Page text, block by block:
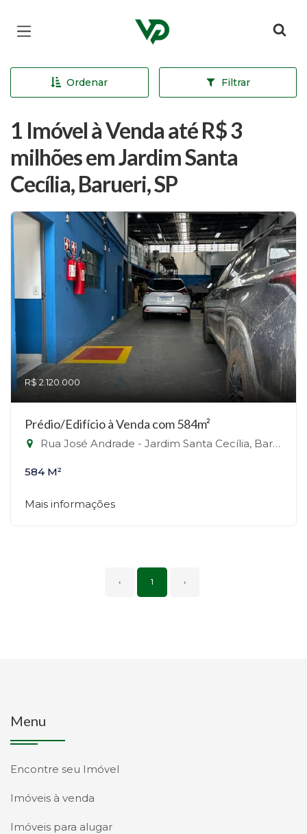
Página inicial
Ordenar Filtrar
1 Imóvel à Venda até R$ 3
milhões em Jardim Santa
Cecília, Barueri, SP
R$ 2.120.000
Prédio/Edifício à Venda com 584m²
Rua José Andrade - Jardim Santa Cecília, Barueri-SP
584 M²
Mais informações
‹ 1 ›
Menu
Encontre seu Imóvel
Imóveis à venda
Imóveis para alugar